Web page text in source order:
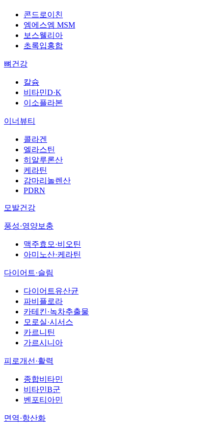
콘드로이친
엠에스엠 MSM
보스웰리아
초록입홍합
뼈건강
칼슘
비타민D·K
이소플라본
이너뷰티
콜라겐
엘라스틴
히알루론산
케라틴
감마리놀렌산
PDRN
모발건강
풍성·영양보충
맥주효모·비오틴
아미노산·케라틴
다이어트·슬림
다이어트유산균
파비플로라
카테킨·녹차추출물
모로실·시서스
카르니틴
가르시니아
피로개선·활력
종합비타민
비타민B군
벤포티아민
면역·항산화